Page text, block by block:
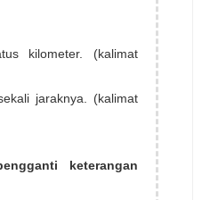
kilometer. (kalimat
jaraknya. (kalimat
keterangan